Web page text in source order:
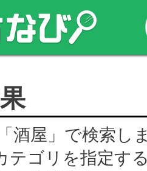
酒屋」で検索し
テゴリを指定す